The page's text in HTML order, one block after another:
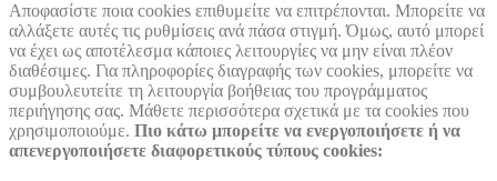
Αποφασίστε ποια cookies επιθυμείτε να επιτρέπονται. Μπορείτε να
αλλάξετε αυτές τις ρυθμίσεις ανά πάσα στιγμή. Όμως, αυτό μπορεί
να έχει ως αποτέλεσμα κάποιες λειτουργίες να μην είναι πλέον
διαθέσιμες. Για πληροφορίες διαγραφής των cookies, μπορείτε να
συμβουλευτείτε τη λειτουργία βοήθειας του προγράμματος
περιήγησης σας. Μάθετε περισσότερα σχετικά με τα cookies που
χρησιμοποιούμε. Πιο κάτω μπορείτε να ενεργοποιήσετε ή να
απενεργοποιήσετε διαφορετικούς τύπους cookies: